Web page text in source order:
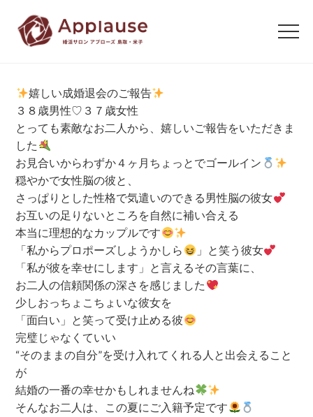
嬉しい成婚退会のご報告
３８歳男性♡３７歳女性
とっても素敵なお二人から、嬉しいご報告をいただきま
した
お見合いからわずか４ヶ月ちょっとでゴールイン
穏やかで女性脳の彼と、
さっぱりとした性格で気遣いのできる男性脳の彼女
お互いの足りないところを自然に補い合える
本当に理想的なカップルです
「私からプロポーズしようかしら
」と笑う彼女
「私が彼を幸せにします」と言えるその言葉に、
お二人の信頼関係の深さを感じました
少しおっちょこちょいな彼女を
「面白い」と笑って受け止める彼
完璧じゃなくていい
“そのままの自分”を受け入れてくれる人と出会えること
が
結婚の一番の幸せかもしれませんね
そんなお二人は、この夏にご入籍予定です